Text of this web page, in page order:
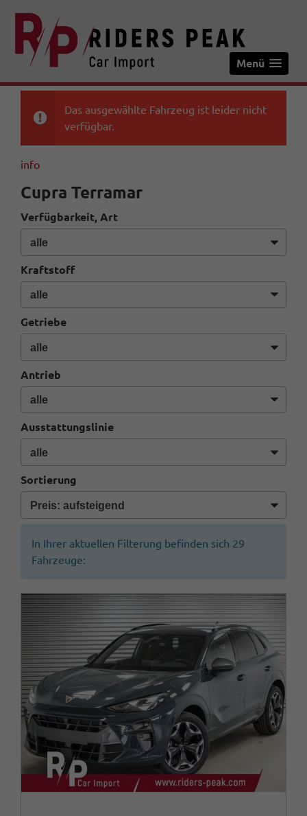
Menü
Das ausgewählte Fahrzeug ist leider nicht
verfügbar.
info
Cupra Terramar
Verfügbarkeit, Art
Kraftstoff
Getriebe
Antrieb
Ausstattungslinie
Sortierung
In Ihrer aktuellen Filterung befinden sich 29
Fahrzeuge: